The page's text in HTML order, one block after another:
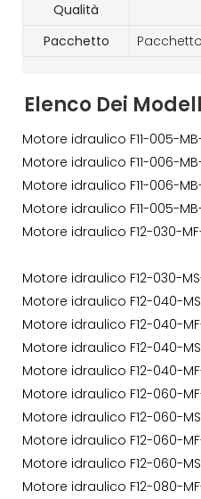
Qualità
Pacchetto
Elenco Dei
Motore idraulico F11-005-
Motore idraulico F11-006-
Motore idraulico F11-006-
Motore idraulico F11-005-
Motore idraulico F12-030-
Motore idraulico F12-030-
Motore idraulico F12-040-
Motore idraulico F12-040-
Motore idraulico F12-040-
Motore idraulico F12-040-
Motore idraulico F12-060-
Motore idraulico F12-060-
Motore idraulico F12-060-
Motore idraulico F12-060-
Motore idraulico F12-080-